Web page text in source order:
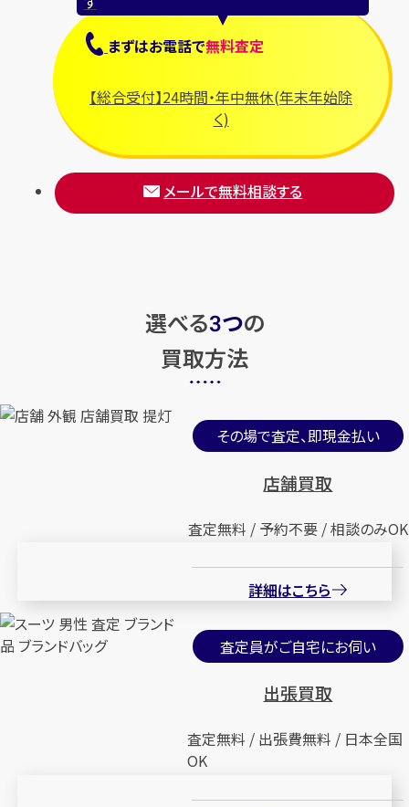
まずはお電話で無料査定
【総合受付】24時間・年中無休(年末年始除
く)
メールで無料相談する
選べる3つの
買取方法
その場で査定、即現金払い
店舗買取
査定無料 / 予約不要 / 相談のみOK
詳細はこちら
査定員がご自宅にお伺い
出張買取
査定無料 / 出張費無料 / 日本全国
OK